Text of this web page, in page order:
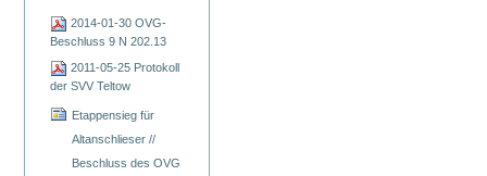
2014-01-30 OVG-
Beschluss 9 N 202.13
2011-05-25 Protokoll
der SVV Teltow
Etappensieg für
Altanschlieser //
Beschluss des OVG